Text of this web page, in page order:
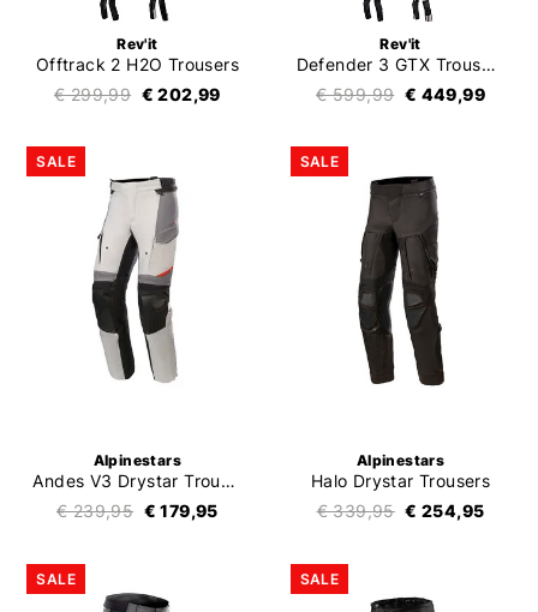
Rev'it
Offtrack 2 H2O Trousers
€ 299,99 € 202,99
Rev'it
Defender 3 GTX Trousers
€ 599,99 € 449,99
SALE
Alpinestars
Andes V3 Drystar Trousers
€ 239,95 € 179,95
SALE
Alpinestars
Halo Drystar Trousers
€ 339,95 € 254,95
SALE SALE